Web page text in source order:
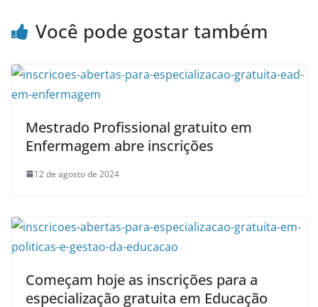
Você pode gostar também
Mestrado Profissional gratuito em
Enfermagem abre inscrições
12 de agosto de 2024
Começam hoje as inscrições para a
especialização gratuita em Educação